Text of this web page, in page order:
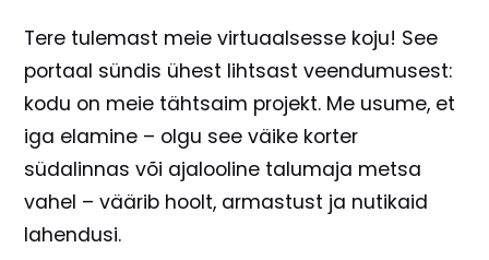
Tere tulemast meie virtuaalsesse koju! See
portaal sündis ühest lihtsast veendumusest:
kodu on meie tähtsaim projekt. Me usume, et
iga elamine – olgu see väike korter
südalinnas või ajalooline talumaja metsa
vahel – väärib hoolt, armastust ja nutikaid
lahendusi.